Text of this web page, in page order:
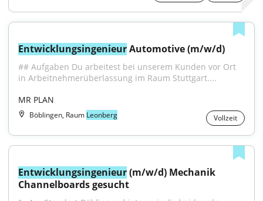
Entwicklungsingenieur Automotive (m/w/d)
## Aufgaben Du arbeitest bei unserem Kunden vor Ort
in Arbeitnehmerüberlassung im Raum Stuttgart....
MR PLAN
Böblingen, Raum Leonberg Vollzeit
Entwicklungsingenieur (m/w/d) Mechanik
Channelboards gesucht